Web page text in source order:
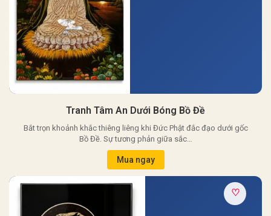
Tranh Tâm An Dưới Bóng Bồ Đề
Bắt trọn khoảnh khắc thiêng liêng khi Đức Phật đắc đạo dưới gốc
Bồ Đề. Sự tương phản giữa sắc…
Mua ngay
♡